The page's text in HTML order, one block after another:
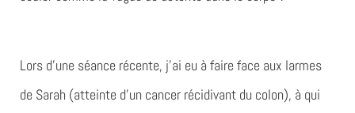
Lors d’une séance récente, j’ai eu à faire face aux larmes
de Sarah (atteinte d’un cancer récidivant du colon), à qui